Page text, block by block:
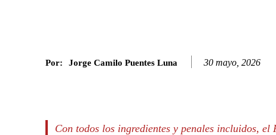
Por: Jorge Camilo Puentes Luna 30 mayo, 2026
Con todos los ingredientes y penales incluidos,